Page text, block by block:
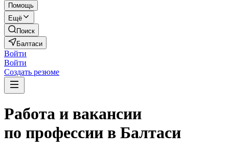
Помощь
Ещё
Поиск
Балтаси
Войти
Войти
Создать резюме
Работа и вакансии
по профессии в Балтаси